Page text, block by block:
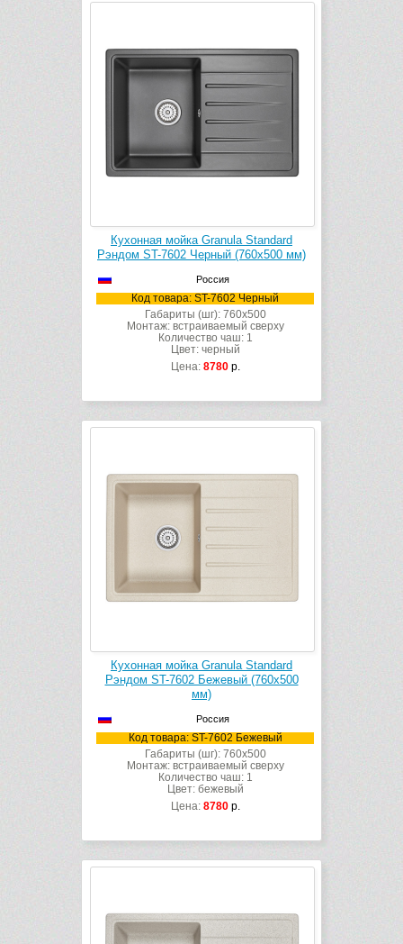
Кухонная мойка Granula Standard
Рэндом ST-7602 Черный (760х500 мм)
Россия
Код товара: ST-7602 Черный
Габариты (шг): 760x500
Монтаж: встраиваемый сверху
Количество чаш: 1
Цвет: черный
Цена: 8780р.
Кухонная мойка Granula Standard
Рэндом ST-7602 Бежевый (760х500
мм)
Россия
Код товара: ST-7602 Бежевый
Габариты (шг): 760x500
Монтаж: встраиваемый сверху
Количество чаш: 1
Цвет: бежевый
Цена: 8780р.